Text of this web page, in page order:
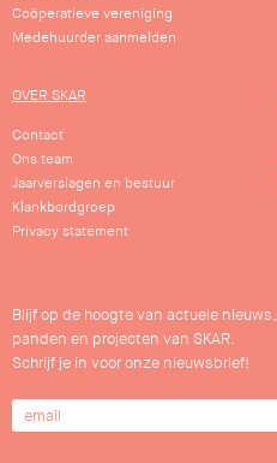
Coöperatieve vereniging
Medehuurder aanmelden
OVER SKAR
Contact
Ons team
Jaarverslagen en bestuur
Klankbordgroep
Privacy statement
Blijf op de hoogte van actuele nieuws,
panden en projecten van SKAR.
Schrijf je in voor onze nieuwsbrief!